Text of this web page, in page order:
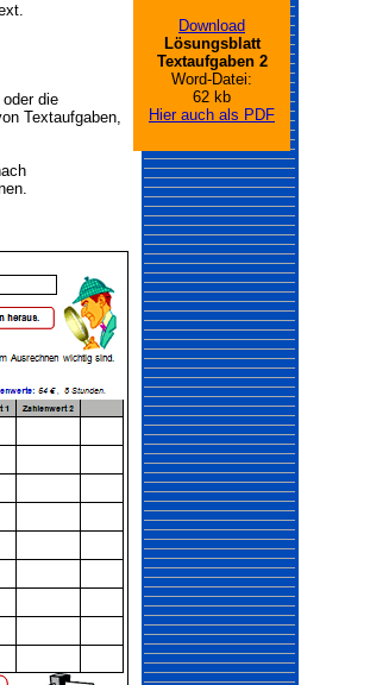
die
Textaufgaben,
Download
Lösungsblatt
Textaufgaben 2
Word-Datei:
62 kb
Hier auch als PDF